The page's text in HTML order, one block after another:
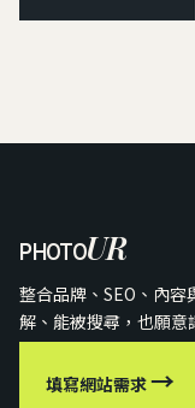
PHOTOUR
整合品牌、SEO、內
解、能被搜尋，也願意
填寫網站需求→